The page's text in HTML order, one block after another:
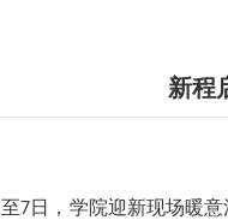
新程
7日，学院迎新现场暖